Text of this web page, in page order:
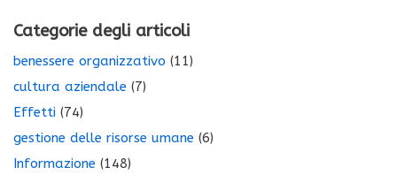
Categorie degli articoli
benessere organizzativo (11)
cultura aziendale (7)
Effetti (74)
gestione delle risorse umane (6)
Informazione (148)